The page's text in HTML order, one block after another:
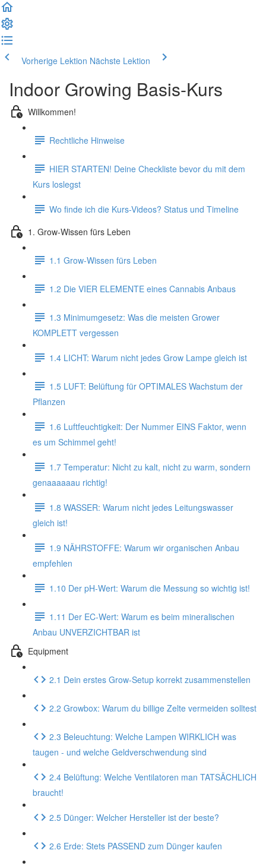
Vorherige Lektion Nächste Lektion
Indoor Growing Basis-Kurs
Willkommen!
Rechtliche Hinweise
HIER STARTEN! Deine Checkliste bevor du mit dem
Kurs loslegst
Wo finde ich die Kurs-Videos? Status und Timeline
1. Grow-Wissen fürs Leben
1.1 Grow-Wissen fürs Leben
1.2 Die VIER ELEMENTE eines Cannabis Anbaus
1.3 Minimumgesetz: Was die meisten Grower
KOMPLETT vergessen
1.4 LICHT: Warum nicht jedes Grow Lampe gleich ist
1.5 LUFT: Belüftung für OPTIMALES Wachstum der
Pflanzen
1.6 Luftfeuchtigkeit: Der Nummer EINS Faktor, wenn
es um Schimmel geht!
1.7 Temperatur: Nicht zu kalt, nicht zu warm, sondern
genaaaaaau richtig!
1.8 WASSER: Warum nicht jedes Leitungswasser
gleich ist!
1.9 NÄHRSTOFFE: Warum wir organischen Anbau
empfehlen
1.10 Der pH-Wert: Warum die Messung so wichtig ist!
1.11 Der EC-Wert: Warum es beim mineralischen
Anbau UNVERZICHTBAR ist
Equipment
2.1 Dein erstes Grow-Setup korrekt zusammenstellen
2.2 Growbox: Warum du billige Zelte vermeiden solltest
2.3 Beleuchtung: Welche Lampen WIRKLICH was
taugen - und welche Geldverschwendung sind
2.4 Belüftung: Welche Ventilatoren man TATSÄCHLICH
braucht!
2.5 Dünger: Welcher Hersteller ist der beste?
2.6 Erde: Stets PASSEND zum Dünger kaufen